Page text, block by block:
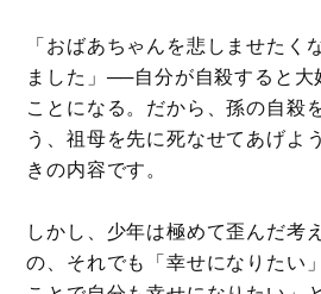
「おばあちゃんを悲しませたく
ました」──自分が自殺すると大
ことになる。だから、孫の自殺
う、祖母を先に死なせてあげよ
きの内容です。
しかし、少年は極めて歪んだ考
の、それでも「幸せになりたい